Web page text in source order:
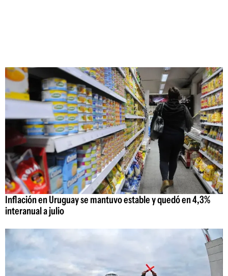
Inflación en Uruguay se mantuvo estable y quedó en 4,3%
interanual a julio